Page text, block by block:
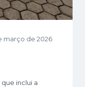
março de 2026
inclui a